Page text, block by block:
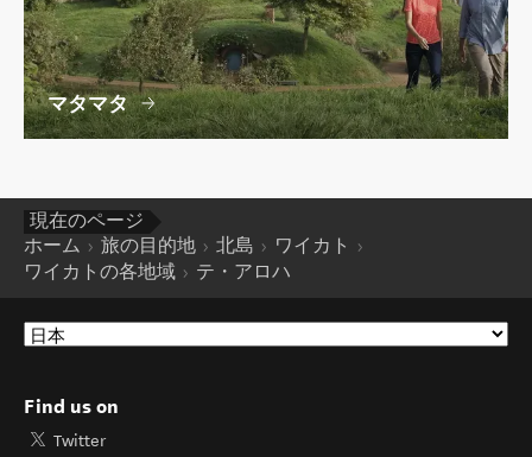
マタマタ
現在のページ
ホーム
旅の目的地 北島
ワイカト
ワイカトの各地域
テ・アロハ
Find us on
Twitter